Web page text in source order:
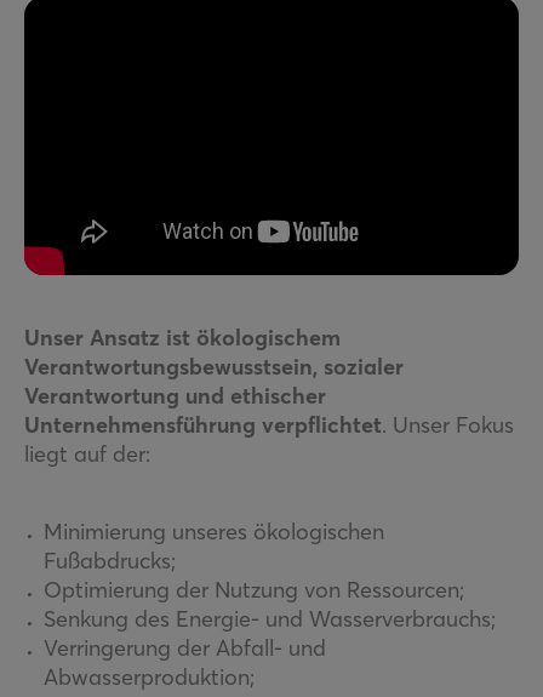
Unser Ansatz ist ökologischem
Verantwortungsbewusstsein, sozialer
Verantwortung und ethischer
Unternehmensführung verpflichtet. Unser Fokus
liegt auf der:
Minimierung unseres ökologischen
Fußabdrucks;
Optimierung der Nutzung von Ressourcen;
Senkung des Energie- und Wasserverbrauchs;
Verringerung der Abfall- und
Abwasserproduktion;